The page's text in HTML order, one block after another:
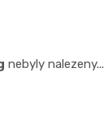
nebyly nalezeny...